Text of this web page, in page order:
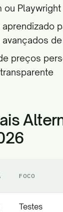
ou Playwright
aprendizado
de
preços
FOCO
Testes